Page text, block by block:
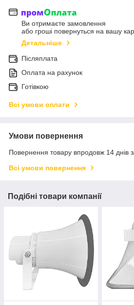
Ви отримаєте замовлення
або гроші повернуться на вашу
Детальніше
Післяплата
Оплата на рахунок
Готівкою
Всі умови оплати
Умови повернення
Повернення товару впродовж 14 днів
Всі умови повернення
Подібні товари компанії